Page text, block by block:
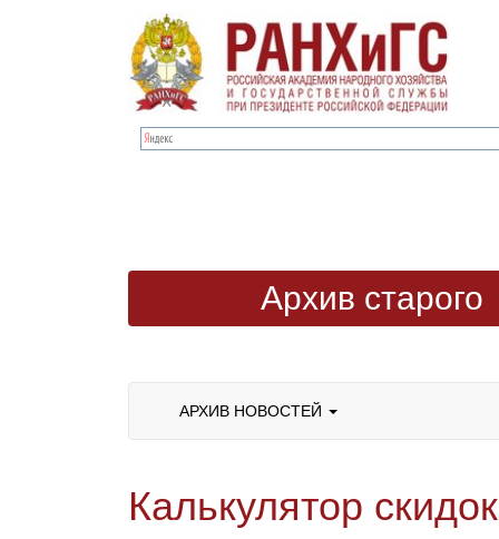
Архив старого
АРХИВ НОВОСТЕЙ
Калькулятор